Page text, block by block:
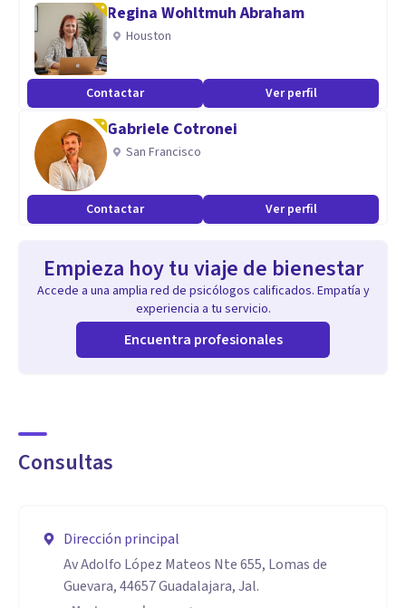
Regina Wohltmuh Abraham
Houston
Contactar Ver perfil
Gabriele Cotronei
San Francisco
Contactar Ver perfil
Empieza hoy tu viaje de bienestar
Accede a una amplia red de psicólogos calificados. Empatía y
experiencia a tu servicio.
Encuentra profesionales
Consultas
Dirección principal
Av Adolfo López Mateos Nte 655, Lomas de
Guevara, 44657 Guadalajara, Jal.